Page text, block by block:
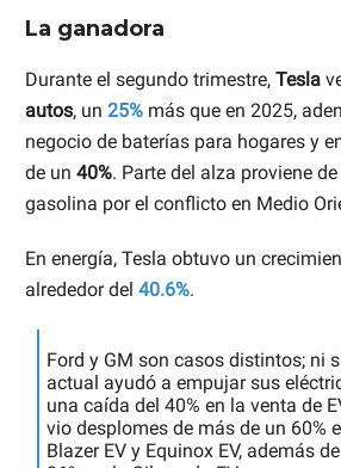
La ganadora
Durante el segundo trimestre, Tesla
autos, un 25% más que en 2025,
negocio de baterías para hogares y
de un 40%. Parte del alza proviene
gasolina por el conflicto en Medio
En energía, Tesla obtuvo un
alrededor del 40.6%.
Ford y GM son casos distintos; ni
actual ayudó a empujar sus
una caída del 40% en la venta de
vio desplomes de más de un 60%
Blazer EV y Equinox EV, además